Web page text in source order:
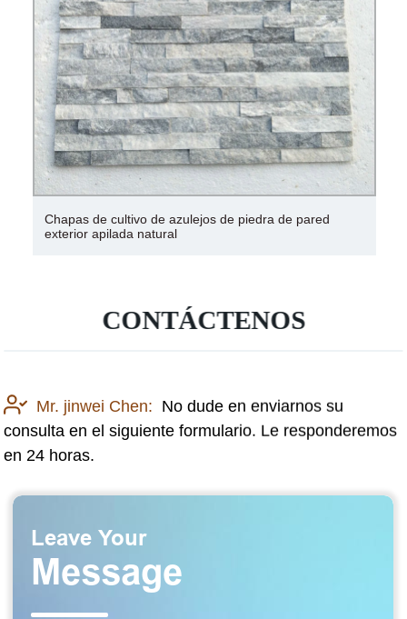
Chapas de cultivo de azulejos de piedra de pared
exterior apilada natural
CONTÁCTENOS
Mr. jinwei Chen: No dude en enviarnos su
consulta en el siguiente formulario. Le responderemos
en 24 horas.